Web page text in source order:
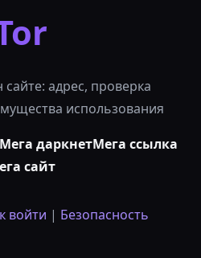
адрес, проверка
использования
Мега даркнетМега ссылка
сайт
войти | Безопасность